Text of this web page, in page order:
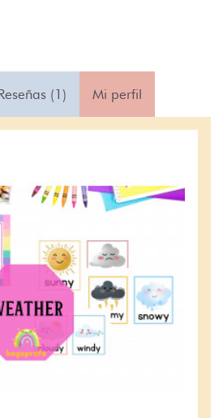
(1) Mi perfil